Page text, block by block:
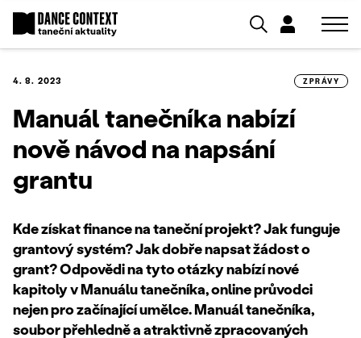
4. 8. 2023 ZPRÁVY
Manuál tanečníka nabízí
nově návod na napsání
grantu
Kde získat finance na taneční projekt? Jak funguje
grantový systém? Jak dobře napsat žádost o
grant? Odpovědi na tyto otázky nabízí nové
kapitoly v Manuálu tanečníka, online průvodci
nejen pro začínající umělce. Manuál tanečníka,
soubor přehledně a atraktivně zpracovaných